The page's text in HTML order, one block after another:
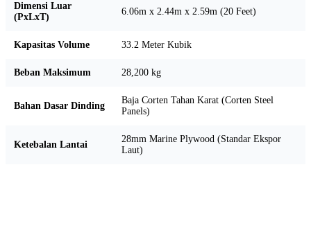
Dimensi Luar
(PxLxT)
6.06m x 2.44m x 2.59m (20 Feet)
Kapasitas Volume 33.2 Meter Kubik
Beban Maksimum 28,200 kg
Bahan Dasar Dinding
Baja Corten Tahan Karat (Corten Steel
Panels)
Ketebalan Lantai
28mm Marine Plywood (Standar Ekspor
Laut)